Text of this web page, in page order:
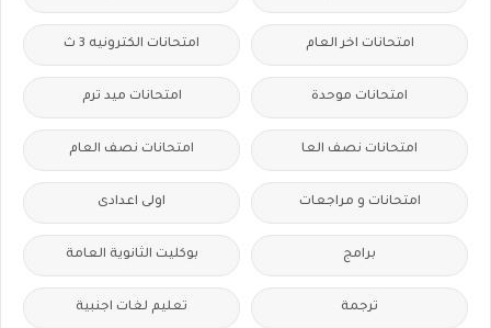
امتحانات اخر العام امتحانات الكترونيه 3 ث
امتحانات موحدة امتحانات ميد ترم
امتحانات نصف العا امتحانات نصف العام
امتحانات و مراجعات اولى اعدادى
برامج بوكليت الثانوية العامة
ترجمة تعليم لغات اجنبية